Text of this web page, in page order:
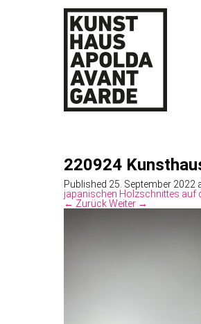
220924
Published 25. September 2022
japanischen Holzschnittes auf
← ZurückWeiter →